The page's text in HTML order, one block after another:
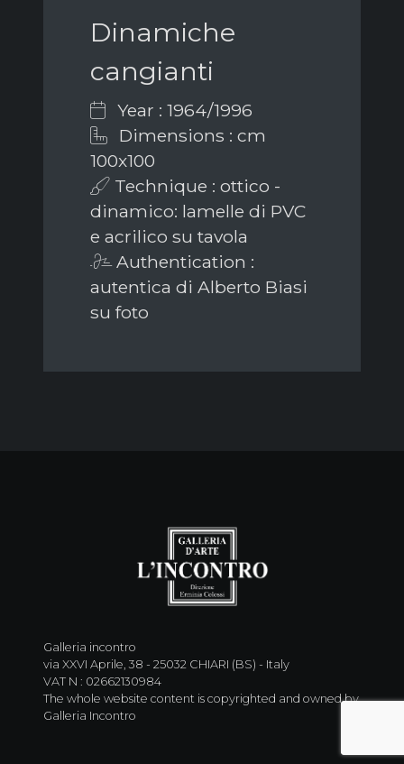
Dinamiche
cangianti
Year : 1964/1996
Dimensions : cm
100x100
Technique : ottico -
dinamico: lamelle di PVC
e acrilico su tavola
Authentication :
autentica di Alberto Biasi
su foto
Galleria incontro
via XXVI Aprile, 38 - 25032 CHIARI (BS) - Italy
VAT N : 02662130984
The whole website content is copyrighted and owned by
Galleria Incontro